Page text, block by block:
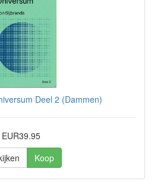
Deel 2 (Dammen)
EUR39.95
Koop